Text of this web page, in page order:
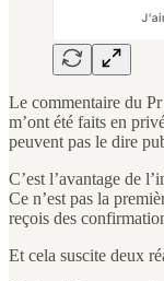
Le commentaire du
m’ont été faits en
peuvent pas le dire
C’est l’avantage de
Ce n’est pas la
reçois des
Et cela suscite deux